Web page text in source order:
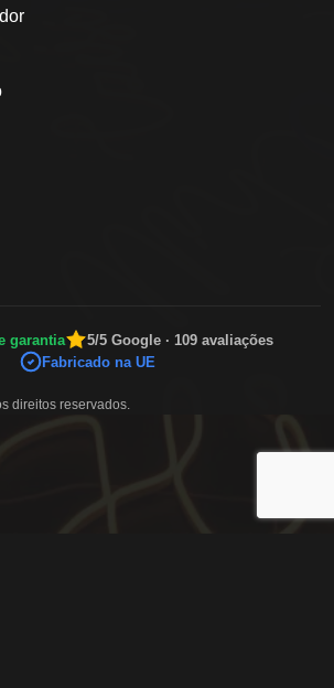
garantia
5/5 Google · 109 avaliações
Fabricado na UE
direitos reservados.